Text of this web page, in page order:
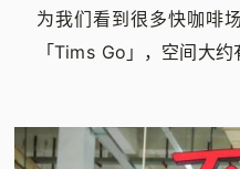
为我们看到很多快咖啡
「Tims Go」，空间大